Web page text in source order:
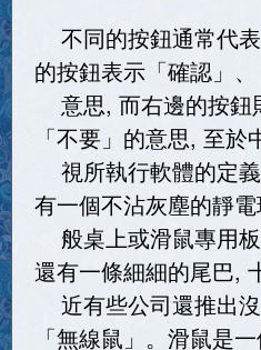
不同的按鈕通常代
的按鈕表示「確認」
意思, 而右邊的按鈕
「不要」的意思, 至
視所執行軟體的定
有一個不沾灰塵的靜
般桌上或滑鼠專用
還有一條細細的尾巴,
近有些公司還推出
「無線鼠」。滑鼠是